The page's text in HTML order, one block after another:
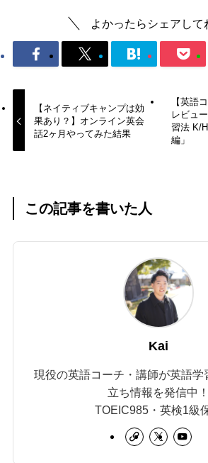
よかったらシェアして
【ネイティブキャンプは効
果あり？】オンライン英会
話2ヶ月やってみた結果
【英語
レビュ
習法 K/
編」
この記事を書いた人
Kai
現役の英語コーチ・講師が英語学
立ち情報を発信中！
TOEIC985・英検1級